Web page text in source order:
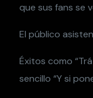
que sus fans se
El público
Éxitos como
sencillo “Y si